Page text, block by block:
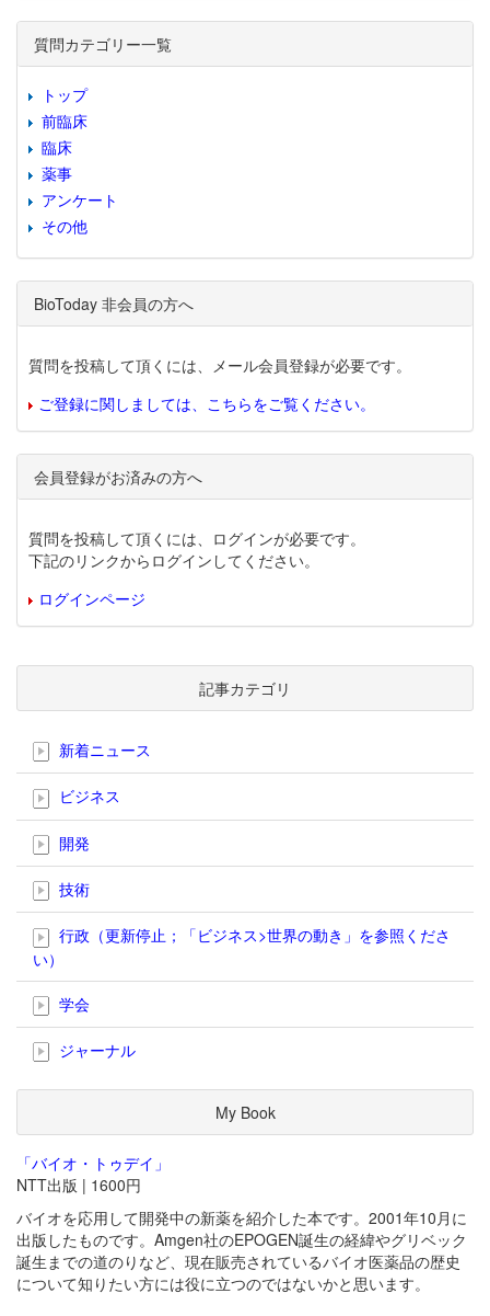
質問カテゴリー一覧
トップ
前臨床
臨床
薬事
アンケート
その他
BioToday 非会員の方へ
質問を投稿して頂くには、メール会員登録が必要です。
ご登録に関しましては、こちらをご覧ください。
会員登録がお済みの方へ
質問を投稿して頂くには、ログインが必要です。
下記のリンクからログインしてください。
ログインページ
記事カテゴリ
新着ニュース
ビジネス
開発
技術
行政（更新停止；「ビジネス>世界の動き」を参照くださ
い）
学会
ジャーナル
My Book
「バイオ・トゥデイ」
NTT出版 | 1600円
バイオを応用して開発中の新薬を紹介した本です。2001年10月に
出版したものです。Amgen社のEPOGEN誕生の経緯やグリベック
誕生までの道のりなど、現在販売されているバイオ医薬品の歴史
について知りたい方には役に立つのではないかと思います。